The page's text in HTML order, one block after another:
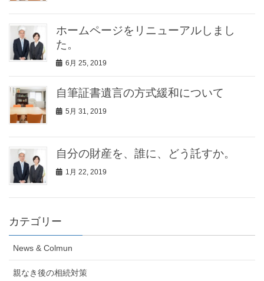
ホームページをリニューアルしまし
た。
6月 25, 2019
自筆証書遺言の方式緩和について
5月 31, 2019
自分の財産を、誰に、どう託すか。
1月 22, 2019
カテゴリー
News & Colmun
親なき後の相続対策